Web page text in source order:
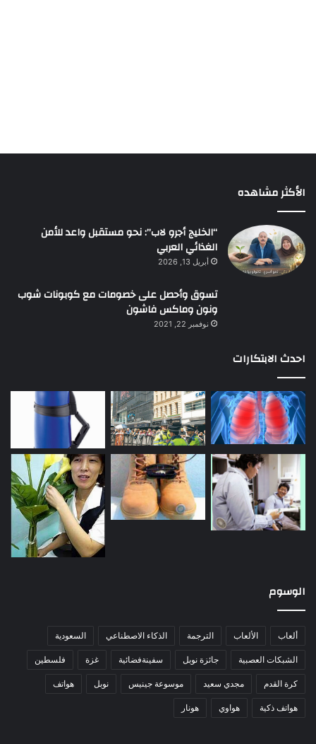
الأكثر مشاهده
“الخليج أجرو لاب”: نحو مستقبل واعد للأمن
الغذائي العربي
أبريل 13, 2026
تسوق وأحصل على خصومات مع كوبونات شوب
ونون وماكس فاشون
نوفمبر 22, 2021
احدث الابتكارات
الوسوم
ألعاب الألعاب الترجمة الذكاء الاصطناعي السعودية
الشبكات العصبية جائزة نوبل سفينةفضائية غزة فلسطين
كرة القدم مجدي سعيد موسوعة جينيس نوبل هواتف
هواتف ذكية هواوي هونار